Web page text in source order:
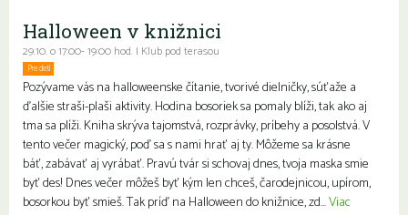
Halloween v knižnici
29.10. o 17:00- 19:00 hod. | Klub pod terasou
Pre deti
Pozývame vás na halloweenske čítanie, tvorivé dielničky, súťaže a
ďalšie straši-plaši aktivity. Hodina bosoriek sa pomaly blíži, tak ako aj
tma sa plíži. Kniha skrýva tajomstvá, rozprávky, príbehy a posolstvá. V
tento večer magický, poď sa s nami hrať aj ty. Môžeme sa krásne
báť, zabávať aj vyrábať. Pravú tvár si schovaj dnes, tvoja maska smie
byť des! Dnes večer môžeš byť kým len chceš, čarodejnicou, upírom,
bosorkou byť smieš. Tak príď na Halloween do knižnice, zd...Viac